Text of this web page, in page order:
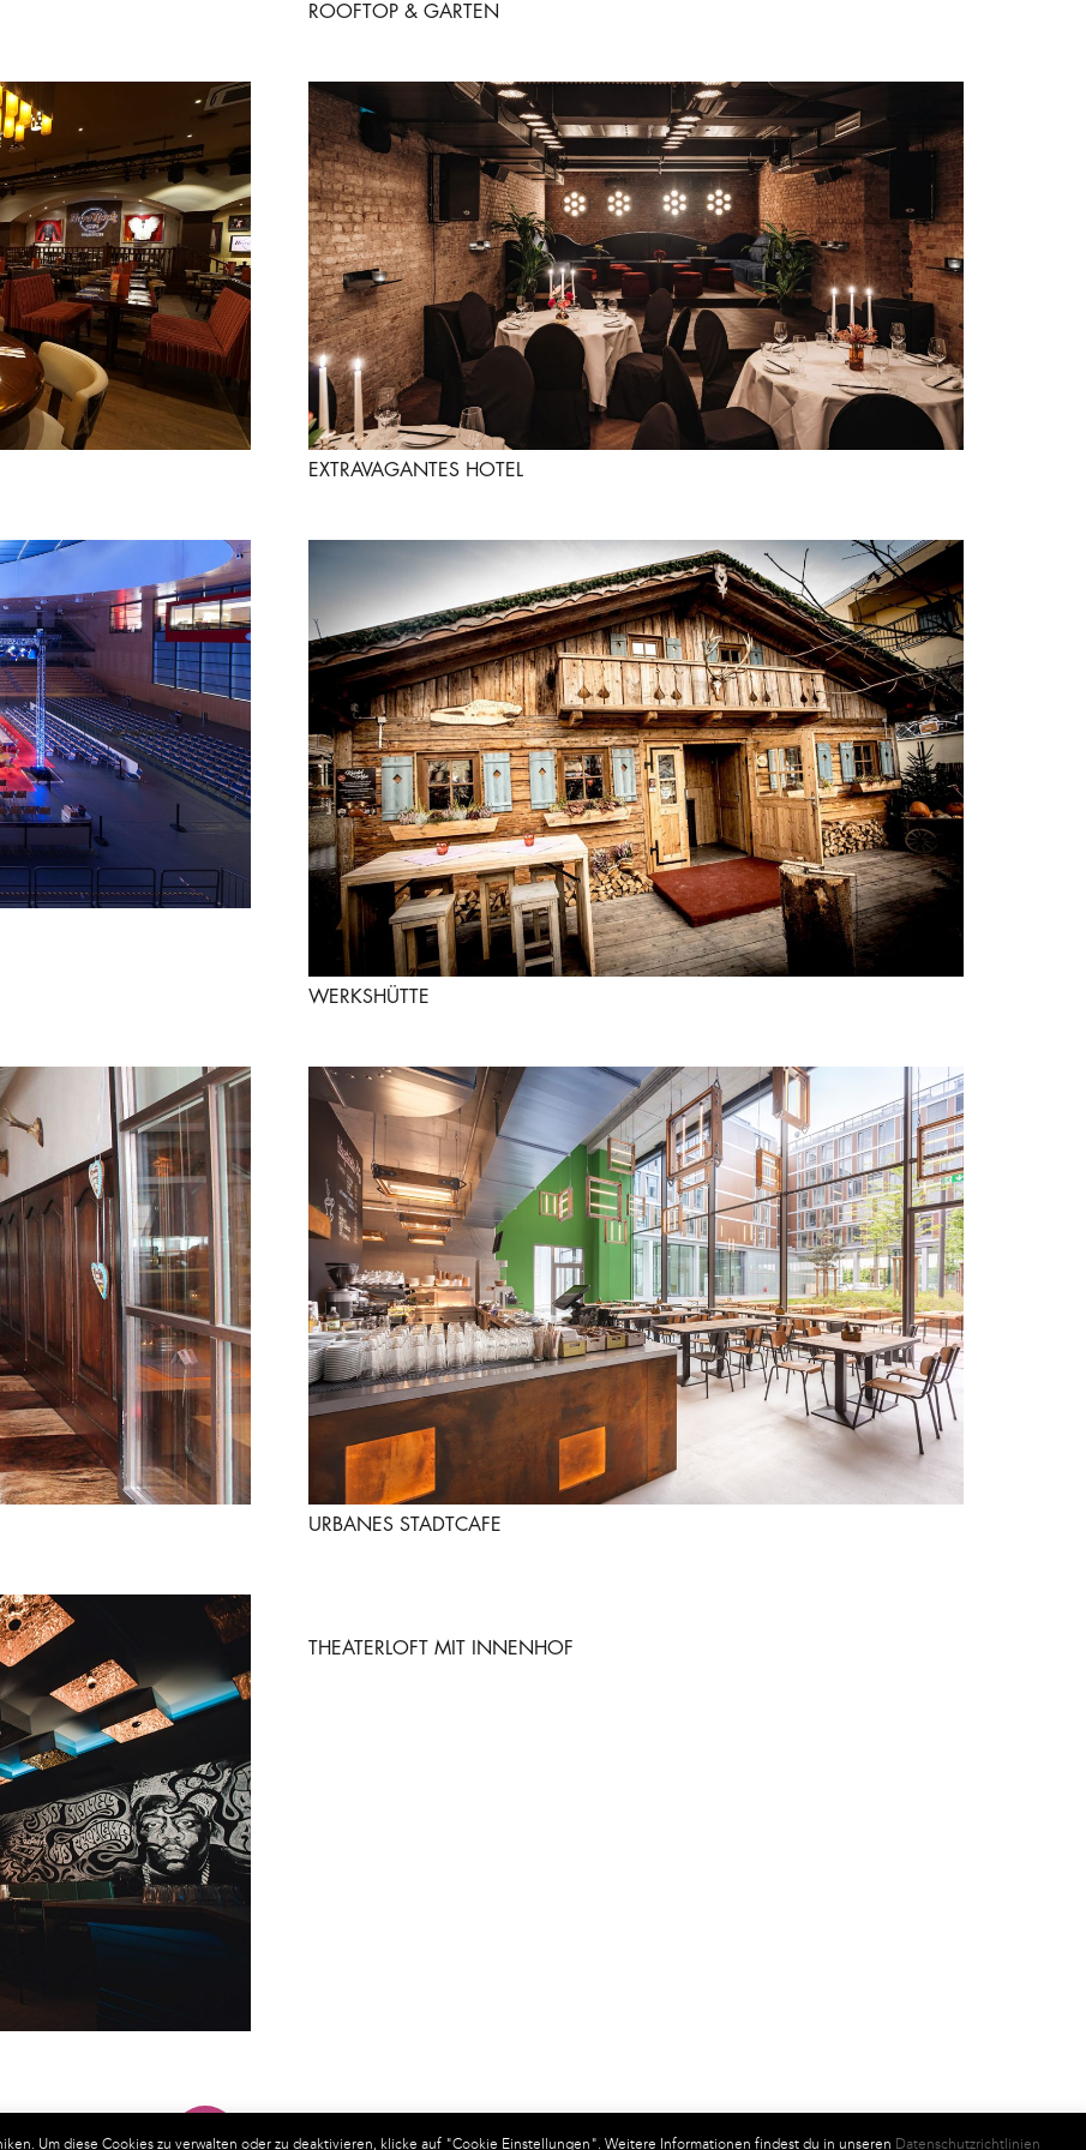
ROOFTOP & GARTEN
EXTRAVAGANTES HOTEL
WERKSHÜTTE
URBANES STADTCAFE
THEATERLOFT MIT INNENHOF
1 2 3 4 5
Um diese Cookies zu verwalten oder zu deaktivieren, klicke auf "Cookie Einstellungen". Weitere Informationen findest du in unseren Datenschutzrichtlinien